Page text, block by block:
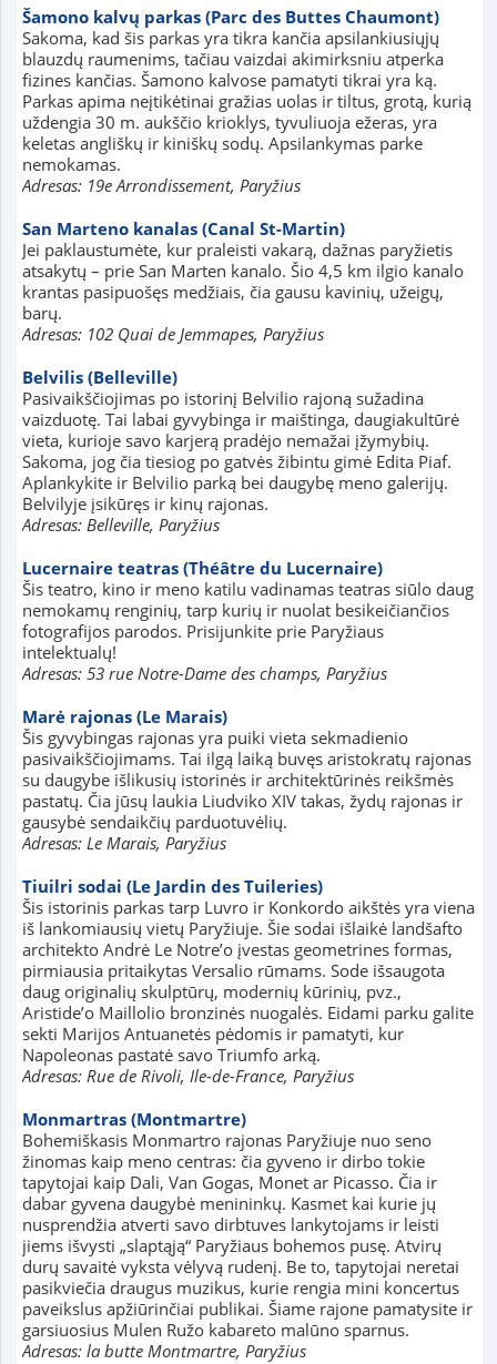
Šamono kalvų parkas (Parc des Buttes Chaumont)
Sakoma, kad šis parkas yra tikra kančia apsilankiusiųjų
blauzdų raumenims, tačiau vaizdai akimirksniu atperka
fizines kančias. Šamono kalvose pamatyti tikrai yra ką.
Parkas apima neįtikėtinai gražias uolas ir tiltus, grotą, kurią
uždengia 30 m. aukščio krioklys, tyvuliuoja ežeras, yra
keletas angliškų ir kiniškų sodų. Apsilankymas parke
nemokamas.
Adresas: 19e Arrondissement, Paryžius
San Marteno kanalas (Canal St-Martin)
Jei paklaustumėte, kur praleisti vakarą, dažnas paryžietis
atsakytų – prie San Marten kanalo. Šio 4,5 km ilgio kanalo
krantas pasipuošęs medžiais, čia gausu kavinių, užeigų,
barų.
Adresas: 102 Quai de Jemmapes, Paryžius
Belvilis (Belleville)
Pasivaikščiojimas po istorinį Belvilio rajoną sužadina
vaizduotę. Tai labai gyvybinga ir maištinga, daugiakultūrė
vieta, kurioje savo karjerą pradėjo nemažai įžymybių.
Sakoma, jog čia tiesiog po gatvės žibintu gimė Edita Piaf.
Aplankykite ir Belvilio parką bei daugybę meno galerijų.
Belvilyje įsikūręs ir kinų rajonas.
Adresas: Belleville, Paryžius
Lucernaire teatras (Théâtre du Lucernaire)
Šis teatro, kino ir meno katilu vadinamas teatras siūlo daug
nemokamų renginių, tarp kurių ir nuolat besikeičiančios
fotografijos parodos. Prisijunkite prie Paryžiaus
intelektualų!
Adresas: 53 rue Notre-Dame des champs, Paryžius
Marė rajonas (Le Marais)
Šis gyvybingas rajonas yra puiki vieta sekmadienio
pasivaikščiojimams. Tai ilgą laiką buvęs aristokratų rajonas
su daugybe išlikusių istorinės ir architektūrinės reikšmės
pastatų. Čia jūsų laukia Liudviko XIV takas, žydų rajonas ir
gausybė sendaikčių parduotuvėlių.
Adresas: Le Marais, Paryžius
Tiuilri sodai (Le Jardin des Tuileries)
Šis istorinis parkas tarp Luvro ir Konkordo aikštės yra viena
iš lankomiausių vietų Paryžiuje. Šie sodai išlaikė landšafto
architekto Andrė Le Notre’o įvestas geometrines formas,
pirmiausia pritaikytas Versalio rūmams. Sode išsaugota
daug originalių skulptūrų, modernių kūrinių, pvz.,
Aristide’o Maillolio bronzinės nuogalės. Eidami parku galite
sekti Marijos Antuanetės pėdomis ir pamatyti, kur
Napoleonas pastatė savo Triumfo arką.
Adresas: Rue de Rivoli, Ile-de-France, Paryžius
Monmartras (Montmartre)
Bohemiškasis Monmartro rajonas Paryžiuje nuo seno
žinomas kaip meno centras: čia gyveno ir dirbo tokie
tapytojai kaip Dali, Van Gogas, Monet ar Picasso. Čia ir
dabar gyvena daugybė menininkų. Kasmet kai kurie jų
nusprendžia atverti savo dirbtuves lankytojams ir leisti
jiems išvysti „slaptąją“ Paryžiaus bohemos pusę. Atvirų
durų savaitė vyksta vėlyvą rudenį. Be to, tapytojai neretai
pasikviečia draugus muzikus, kurie rengia mini koncertus
paveikslus apžiūrinčiai publikai. Šiame rajone pamatysite ir
garsiuosius Mulen Ružo kabareto malūno sparnus.
Adresas: la butte Montmartre, Paryžius